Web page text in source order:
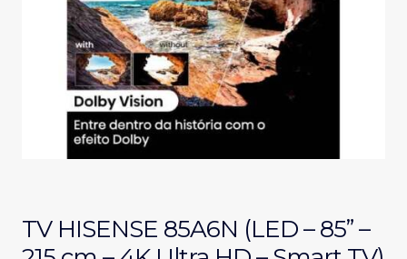
TV HISENSE 85A6N (LED – 85” –